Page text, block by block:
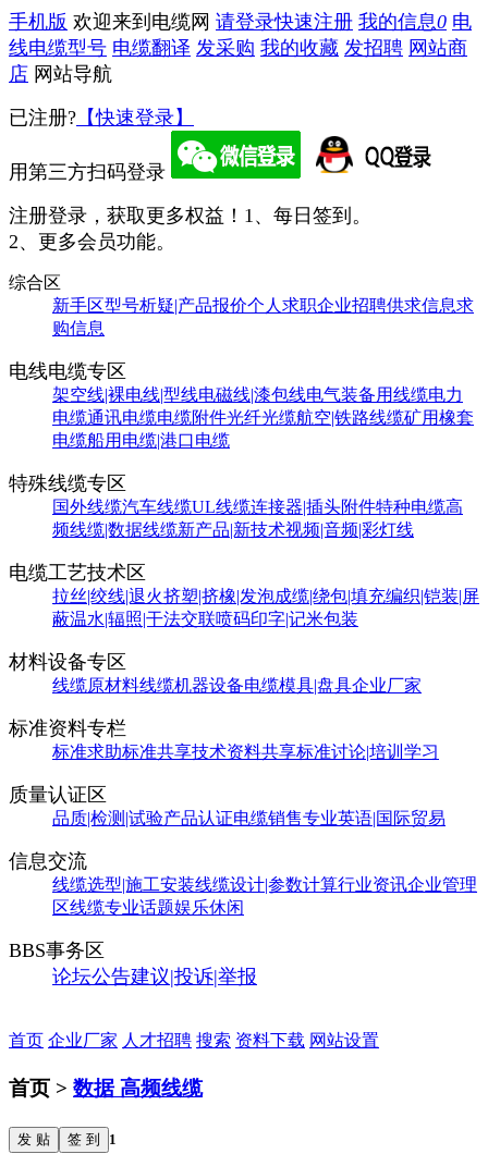
手机版 欢迎来到电缆网 请登录快速注册 我的信息0 电
线电缆型号 电缆翻译 发采购 我的收藏 发招聘 网站商
店 网站导航
已注册? 【快速登录】
用第三方扫码登录
注册登录，获取更多权益！ 1、每日签到。
2、更多会员功能。
综合区
新手区型号析疑|产品报价个人求职企业招聘供求信息求
购信息
电线电缆专区
架空线|裸电线|型线电磁线|漆包线电气装备用线缆电力
电缆通讯电缆电缆附件光纤光缆航空|铁路线缆矿用橡套
电缆船用电缆|港口电缆
特殊线缆专区
国外线缆汽车线缆UL线缆连接器|插头附件特种电缆高
频线缆|数据线缆新产品|新技术视频|音频|彩灯线
电缆工艺技术区
拉丝|绞线|退火挤塑|挤橡|发泡成缆|绕包|填充编织|铠装|屏
蔽温水|辐照|干法交联喷码印字|记米包装
材料设备专区
线缆原材料线缆机器设备电缆模具|盘具企业厂家
标准资料专栏
标准求助标准共享技术资料共享标准讨论|培训学习
质量认证区
品质|检测|试验产品认证电缆销售专业英语|国际贸易
信息交流
线缆选型|施工安装线缆设计|参数计算行业资讯企业管理
区线缆专业话题娱乐休闲
BBS事务区
论坛公告建议|投诉|举报
首页 企业厂家 人才招聘 搜索 资料下载 网站设置
首页 > 数据 高频线缆
发 贴 签 到 1